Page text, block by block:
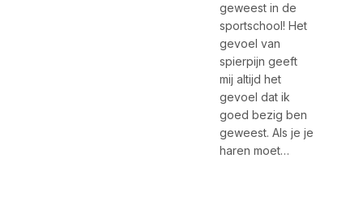
geweest in de
sportschool! Het
gevoel van
spierpijn geeft
mij altijd het
gevoel dat ik
goed bezig ben
geweest. Als je je
haren moet…